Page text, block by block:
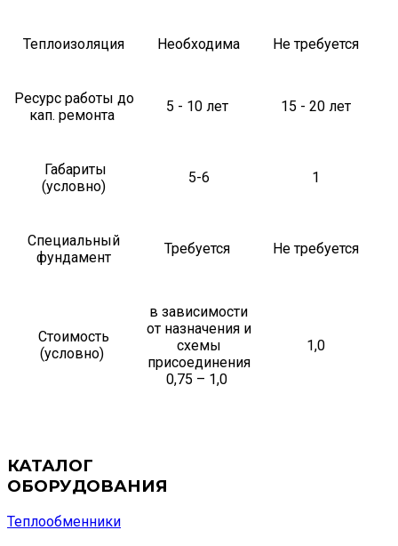
Теплоизоляция Необходима Не требуется
Ресурс работы до
кап. ремонта
5 - 10 лет 15 - 20 лет
Габариты
(условно)
5-6 1
Специальный
фундамент
Требуется Не требуется
Стоимость
(условно)
в зависимости
от назначения и
схемы
присоединения
0,75 – 1,0
1,0
КАТАЛОГ
ОБОРУДОВАНИЯ
Теплообменники